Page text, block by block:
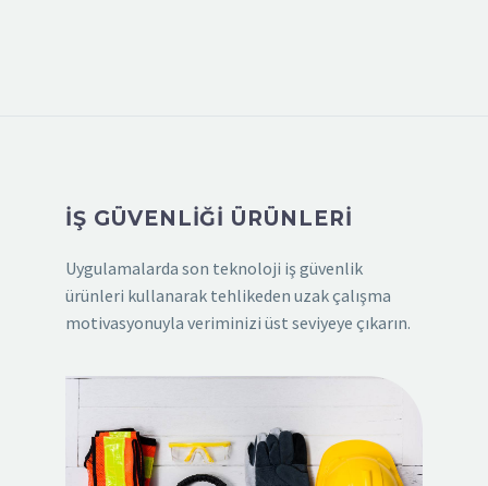
İŞ GÜVENLİĞİ ÜRÜNLERİ
Uygulamalarda son teknoloji iş güvenlik
ürünleri kullanarak tehlikeden uzak çalışma
motivasyonuyla veriminizi üst seviyeye çıkarın.